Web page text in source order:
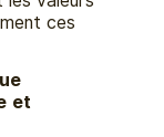
ces
et